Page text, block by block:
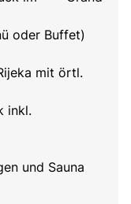
oder Buffet)
mit örtl.
inkl.
und Sauna